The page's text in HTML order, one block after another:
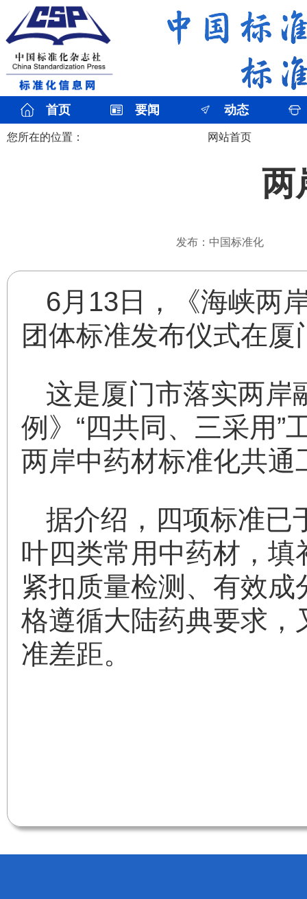
首页 要闻 动态
您所在的位置： 网站首页
两
发布：中国标准化
6月13日，《海峡两
团体标准发布仪式在厦
这是厦门市落实两岸
例》“四共同、三采用”
两岸中药材标准化共通
据介绍，四项标准已
叶四类常用中药材，
紧扣质量检测、有效
格遵循大陆药典要求
准差距。